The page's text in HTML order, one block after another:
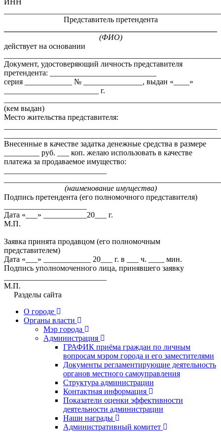
Представитель претендента
(ФИО)
действует на основании
Документ, удостоверяющий личность представителя
претендента: ___________________________
серия ____________ № _______________, выдан «____»
________________________ г.
(кем выдан)
Место жительства представителя:
Внесенные в качестве задатка денежные средства в размере
_________ руб. ___ коп. желаю использовать в качестве
платежа за продаваемое имущество:
(наименование имущества)
Подпись претендента (его полномочного представителя)
Дата «___» ___________20___ г.
М.П.
Заявка принята продавцом (его полномочным
представителем)
Дата «___» ____________ 20___ г. в ___ ч. ____ мин.
Подпись уполномоченного лица, принявшего заявку
М.П.
Разделы сайта
О городе
Органы власти
Мэр города
Администрация
ГРАФИК приёма граждан по личным
вопросам мэром города и его заместителями
Документы регламентирующие деятельность
органов местного самоуправления
Структура администрации
Контактная информация
Показатели оценки эффективности
деятельности администрации
Наши награды
Административный комитет